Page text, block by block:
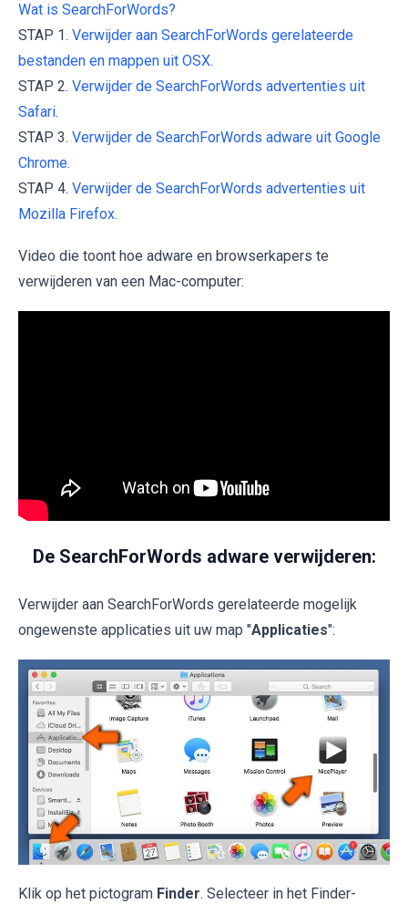
Wat is SearchForWords?
STAP 1. Verwijder aan SearchForWords gerelateerde
bestanden en mappen uit OSX.
STAP 2. Verwijder de SearchForWords advertenties uit
Safari.
STAP 3. Verwijder de SearchForWords adware uit Google
Chrome.
STAP 4. Verwijder de SearchForWords advertenties uit
Mozilla Firefox.
Video die toont hoe adware en browserkapers te
verwijderen van een Mac-computer:
De SearchForWords adware verwijderen:
Verwijder aan SearchForWords gerelateerde mogelijk
ongewenste applicaties uit uw map "Applicaties":
Klik op het pictogram Finder. Selecteer in het Finder-